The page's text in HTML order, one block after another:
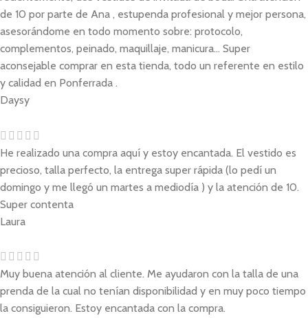
de 10 por parte de Ana , estupenda profesional y mejor persona,
asesorándome en todo momento sobre: protocolo,
complementos, peinado, maquillaje, manicura... Super
aconsejable comprar en esta tienda, todo un referente en estilo
y calidad en Ponferrada .
Daysy
He realizado una compra aquí y estoy encantada. El vestido es
precioso, talla perfecto, la entrega super rápida (lo pedí un
domingo y me llegó un martes a mediodía ) y la atención de 10.
Super contenta
Laura
Muy buena atención al cliente. Me ayudaron con la talla de una
prenda de la cual no tenían disponibilidad y en muy poco tiempo
la consiguieron. Estoy encantada con la compra.